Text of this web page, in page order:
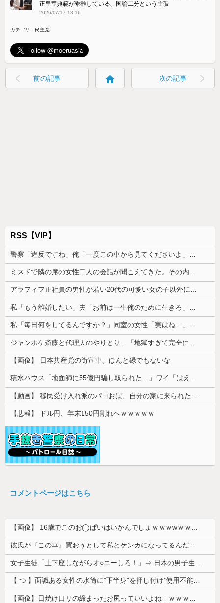
正皇室典範が乖離している、国論二分という主張
2026/07/17 18:16
カテゴリ： 民主党
前の記事 home 次の記事
RSS【VIP】
警察「違反ですね」俺「一度この車から見てくださいよ」→見通しの悪い交差点で揉めた結果、まさかの展開に…
ミスドで隣の席の女性二人の会話が聞こえてきた。その内容が、旦那と離婚したくてでっち上げのDV証拠を...
アラフィフ正社員の男性が若い20代の可愛い女の子以外には挨拶をしない
私「もう離婚したい」夫「お前は一生俺のために生きろ」→話し合いになるはずが恐ろしい要求を突き付けられて…
私「毎日何をしてるんですか？」同室の女性「実はね…」→カーテン越しに聞こえていた声の正体が意外すぎて…
ジャンポケ斎藤と代理人のやりとり、「地獄すぎて完全にコントになってる……」と衝撃を受ける人が続出中
【画像】 日本共産党の街宣車、ほんと碌でもないな
積水ハウス「地面師に55億円騙し取られた…」ワイ「はえーかわいそう…会社滅茶苦茶やろなぁ」
【動画】 移民受け入れ派のパヨおば、自分の家に来られたら全力で拒否るｗｗｗｗｗｗｗｗｗｗｗｗ
【悲報】 ドル円、年末150円割れへｗｗｗｗｗ
コメントページはこちら
【画像】 16歳でこのお◯ぱいはいかんでしょｗｗｗwｗｗｗｗｗｗｗｗ❤
彼氏が『この車』買おうとして私とケンカになってるんだけどｗｗｗｗｗｗ
女子生徒「土下座しながらオ○ニーしろ！」⇒ 日本の男子生徒への性的いじめ動画がエ□すぎる
【 つ 】面識ある女性の水筒に"下半身"を押し付け"使用不能"にした疑い 66歳男を「器物損壊」容疑で逮捕 札幌市
【画像】日焼け口リの締まったお尻っていいよね！ｗｗｗｗｗ